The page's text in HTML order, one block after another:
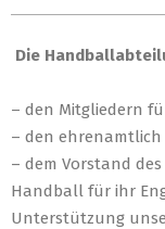
Die
– den Mitgliedern
– den ehrenamtlich
– dem Vorstand
Handball für ihr
Unterstützung